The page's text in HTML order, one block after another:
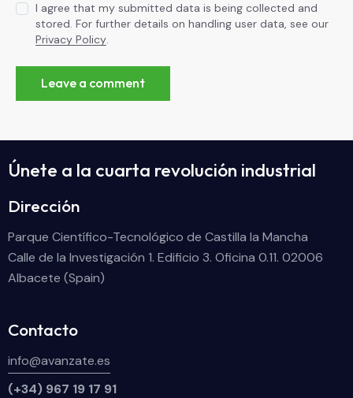
I agree that my submitted data is being collected and
stored. For further details on handling user data, see our
Privacy Policy.
Únete a la cuarta revolución industrial
Dirección
Parque Científico-Tecnológico de Castilla la Mancha
Calle de la Investigación 1. Edificio 3. Oficina 0.11. 02006
Albacete (Spain)
Contacto
info@avanzate.es
(+34) 967 19 17 91